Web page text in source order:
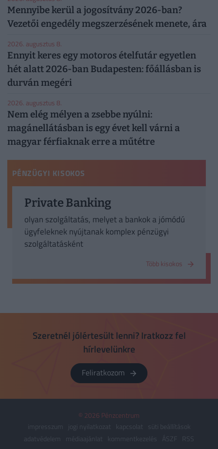
Mennyibe kerül a jogosítvány 2026-ban?
Vezetői engedély megszerzésének menete, ára
2026. augusztus 8.
Ennyit keres egy motoros ételfutár egyetlen
hét alatt 2026-ban Budapesten: főállásban is
durván megéri
2026. augusztus 8.
Nem elég mélyen a zsebbe nyúlni:
magánellátásban is egy évet kell várni a
magyar férfiaknak erre a műtétre
PÉNZÜGYI KISOKOS
Private Banking
olyan szolgáltatás, melyet a bankok a jómódú
ügyfeleknek nyújtanak komplex pénzügyi
szolgáltatásként
Több kisokos
Szeretnél jólértesült lenni? Iratkozz fel
hírlevelünkre
Feliratkozom
© 2026 Pénzcentrum
impresszum
jogi nyilatkozat kapcsolat
süti beállítások
adatvédelem
médiaajánlat kommentkezelés ÁSZF RSS